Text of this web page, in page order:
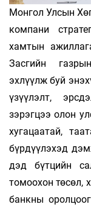
Монгол Улсын
компани
хамтын
Засгийн
эхлүүлж буй
үзүүлэлт,
зэрэгцээ олон
хугацаатай,
бүрдүүлэхэд
дэд бүтцийн
томоохон төсөл,
банкны